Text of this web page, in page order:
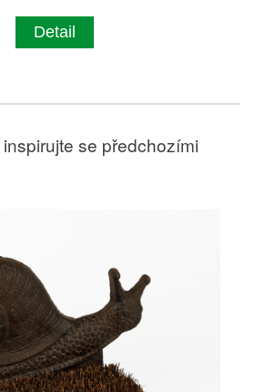
Detail
se předchozími